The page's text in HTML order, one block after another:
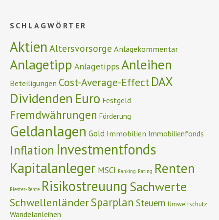
SCHLAGWÖRTER
Aktien Altersvorsorge Anlagekommentar
Anlagetipp Anlagetipps Anleihen
Beteiligungen Cost-Average-Effect DAX
Dividenden Euro Festgeld
Fremdwährungen Förderung
Geldanlagen Gold Immobilien Immobilienfonds
Inflation Investmentfonds
Kapitalanleger MSCI Ranking Rating Renten
Riester-Rente Risikostreuung Sachwerte
SchwellenländerSparplan Steuern Umweltschutz
Wandelanleihen